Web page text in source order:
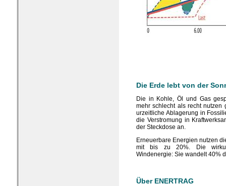
Die Erde lebt von der
Die in Kohle, Öl und Gas
mehr schlecht als recht
urzeitliche Ablagerung in
die Verstromung in
der Steckdose an.
Erneuerbare Energien nutzen
mit bis zu 20%. Die
Windenergie: Sie wandelt 40%
Über ENERTRAG